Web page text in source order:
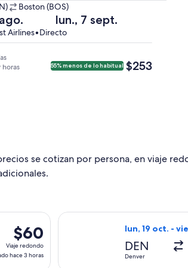
Boston (BOS)
Regreso
el
lun.,
sept.
y
a. m.
lun., 7 sept.
Airlines•Directo
horas
55% menos de lo habitual $253
$253
se cotizan por persona, en viaje
$60
Viaje
redondo,
$60
Viaje redondo
hace 3 horas
15 sept. desde Denver hacia
lun, 19 oct. -
DEN
Denver
Seleccionar